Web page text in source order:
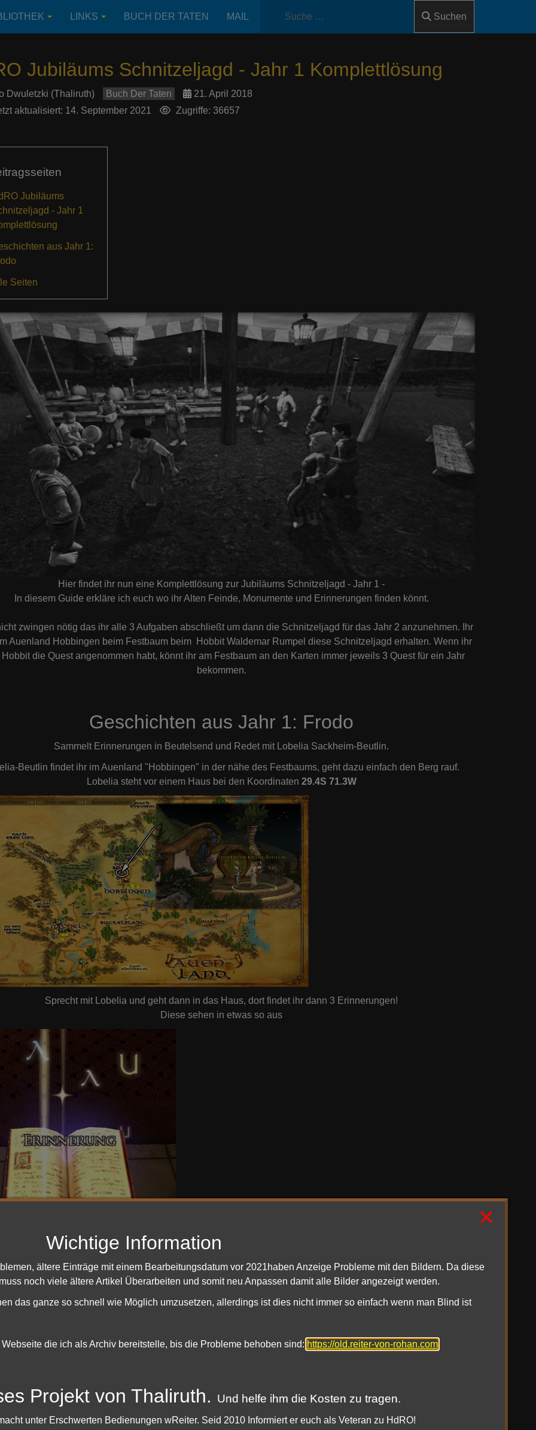
Suchen
LINKS BUCH DER TATEN MAIL
Jubiläums Schnitzeljagd - Jahr 1 Komplettlösung
Dwuletzki (Thaliruth) Buch Der Taten
21. April 2018
aktualisiert: 14. September 2021
Zugriffe: 36657
Jubiläums
- Jahr 1
aus Jahr 1:
Seiten
Hier findet ihr nun eine Komplettlösung zur Jubiläums Schnitzeljagd - Jahr 1 -
In diesem Guide erkläre ich euch wo ihr Alten Feinde, Monumente und Erinnerungen finden könnt.
zwingen nötig das ihr alle 3 Aufgaben abschließt um dann die Schnitzeljagd für das Jahr 2 anzunehmen. Ihr
Auenland Hobbingen beim Festbaum beim Hobbit Waldemar Rumpel diese Schnitzeljagd erhalten. Wenn ihr
die Quest angenommen habt, könnt ihr am Festbaum an den Karten immer jeweils 3 Quest für ein Jahr
bekommen.
Geschichten aus Jahr 1: Frodo
Sammelt Erinnerungen in Beutelsend und Redet mit Lobelia Sackheim-Beutlin.
Beutlin findet ihr im Auenland "Hobbingen" in der nähe des Festbaums, geht dazu einfach den Berg rauf.
Lobelia steht vor einem Haus bei den Koordinaten 29.4S 71.3W
Sprecht mit Lobelia und geht dann in das Haus, dort findet ihr dann 3 Erinnerungen!
Diese sehen in etwas so aus
müssen wir die Hunde von Bauer Maggots Streicheln, diese findet ihr auch imAuenland in Langfurch
bei den Koordinaten 34.3S 64.4W
×
Wichtige Information
ältere Einträge mit einem Bearbeitungsdatum vor 2021haben Anzeige Probleme mit den Bildern. Da diese
noch viele ältere Artikel Überarbeiten und somit neu Anpassen damit alle Bilder angezeigt werden.
das ganze so schnell wie Möglich umzusetzen, allerdings ist dies nicht immer so einfach wenn man Blind ist
die ich als Archiv bereitstelle, bis die Probleme behoben sind: https://old.reiter-von-rohan.com
Projekt von Thaliruth. Und helfe ihm die Kosten zu tragen.
unter Erschwerten Bedienungen wReiter. Seid 2010 Informiert er euch als Veteran zu HdRO!